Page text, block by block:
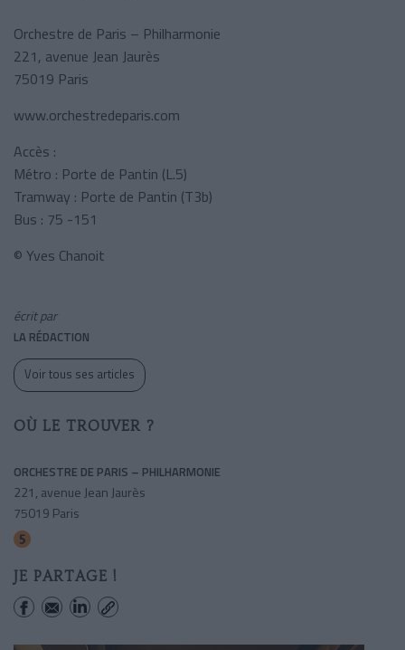
Orchestre de Paris – Philharmonie
221, avenue Jean Jaurès
75019 Paris
www.orchestredeparis.com
Accès :
Métro : Porte de Pantin (L.5)
Tramway : Porte de Pantin (T3b)
Bus : 75 -151
© Yves Chanoit
écrit par
LA RÉDACTION
Voir tous ses articles
OÙ LE TROUVER ?
ORCHESTRE DE PARIS – PHILHARMONIE
221, avenue Jean Jaurès
75019 Paris
JE PARTAGE !